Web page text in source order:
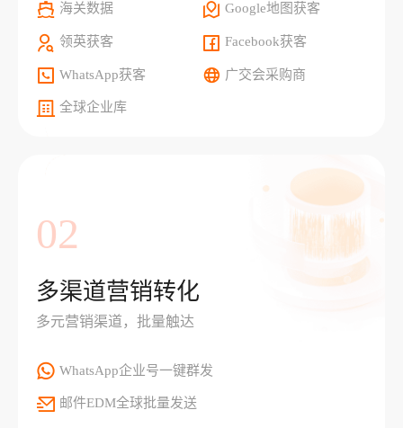
海关数据 Google地图获客
领英获客 Facebook获客
WhatsApp获客 广交会采购商
全球企业库
02
多渠道营销转化
多元营销渠道，批量触达
WhatsApp企业号一键群发
邮件EDM全球批量发送